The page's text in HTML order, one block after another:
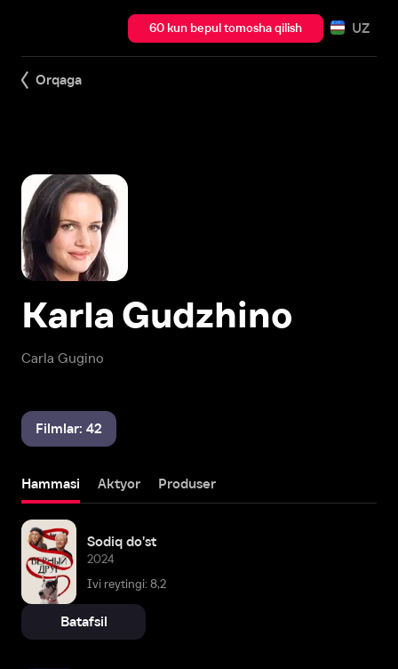
60 kun bepul tomosha qilish UZ
Orqaga
Carla Gugino
Karla Gudzhino
Filmlar: 42
Hammasi Aktyor Produser
Sodiq do'st
2024
Ivi reytingi: 8,2
Batafsil